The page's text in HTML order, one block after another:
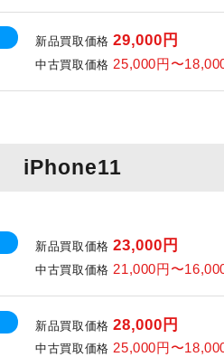
新品買取価格 29,000円
中古買取価格 25,000円〜
iPhone11
新品買取価格 23,000円
中古買取価格 21,000円〜
新品買取価格 28,000円
中古買取価格 25,000円〜